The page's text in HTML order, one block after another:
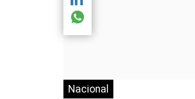
Nacional
Compartir el artículo actual
Compartir el artículo actual